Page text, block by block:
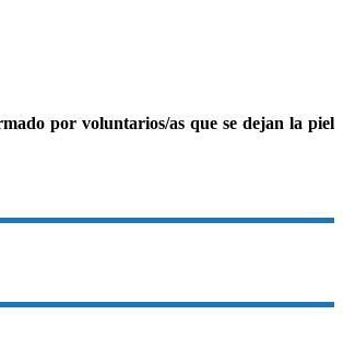
por voluntarios/as que se dejan la piel